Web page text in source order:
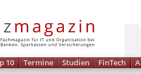
10 Termine Studien FinTech